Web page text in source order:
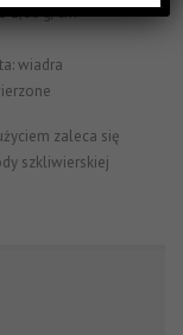
1,60 g/cm³
wiadra
zaleca się
szkliwierskiej